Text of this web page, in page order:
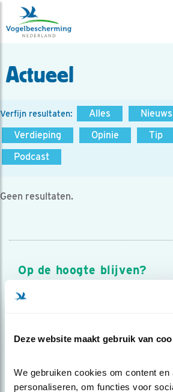
Deze website maakt gebruik van
We gebruiken cookies om content en
personaliseren, om functies voor
Actueel
Verfijn resultaten: Alles Nieuws
Verdieping
Opinie Tip
Podcast
Geen resultaten.
Op de hoogte blijven?
Meld je aan en ontvang nieuws,
over vogels en activiteiten van